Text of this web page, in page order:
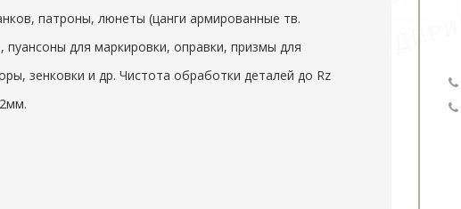
патроны, люнеты (цанги армированные тв.
для маркировки, оправки, призмы для
зенковки и др. Чистота обработки деталей до Rz